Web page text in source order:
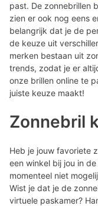
past. De zonnebrillen
zien er ook nog eens
belangrijk dat je de
de keuze uit
merken bestaan uit
trends, zodat je er
onze brillen online te
juiste keuze maakt!
Zonnebril
Heb je jouw favoriete
een winkel bij jou in
momenteel niet
Wist je dat je de
virtuele paskamer?